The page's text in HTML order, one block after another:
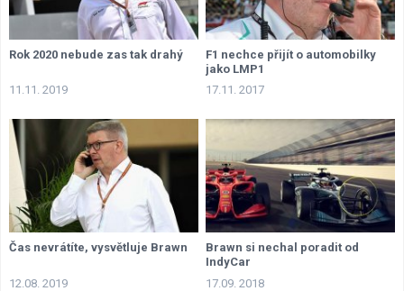
Rok 2020 nebude zas tak drahý
11.11. 2019
F1 nechce přijít o automobilky
jako LMP1
17.11. 2017
Čas nevrátíte, vysvětluje Brawn
12.08. 2019
Brawn si nechal poradit od
IndyCar
17.09. 2018